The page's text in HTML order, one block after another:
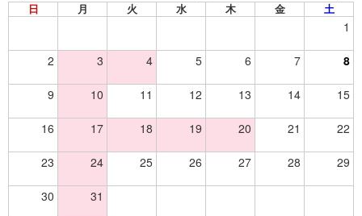
日 月 火 水 木 金 土
1
2 3 4 5 6 7 8
9 10 11 12 13 14 15
16 17 18 19 20 21 22
23 24 25 26 27 28 29
30 31